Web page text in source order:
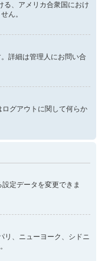
る、アメリカ合衆国におけ
ん。
詳細は管理人にお問い合
グアウトに関して何らか
定データを変更できま
リ、ニューヨーク、シドニ